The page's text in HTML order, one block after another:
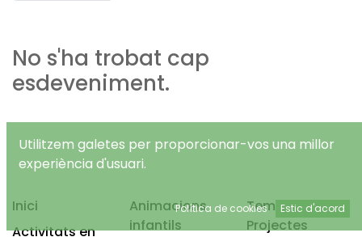
No s'ha trobat cap
esdeveniment.
Inici
Activitats en
Animacions
infantils
Temps Lliure
Projectes
Utilitzem galetes per proporcionar-vos una millor
experiència d'usuari.
Política de cookies Estic d'acord